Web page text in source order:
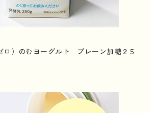
ロ）のむヨーグルト プレーン加糖２５